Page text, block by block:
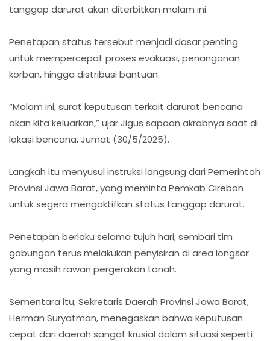
tanggap darurat akan diterbitkan malam ini.
Penetapan status tersebut menjadi dasar penting
untuk mempercepat proses evakuasi, penanganan
korban, hingga distribusi bantuan.
“Malam ini, surat keputusan terkait darurat bencana
akan kita keluarkan,” ujar Jigus sapaan akrabnya saat di
lokasi bencana, Jumat (30/5/2025).
Langkah itu menyusul instruksi langsung dari Pemerintah
Provinsi Jawa Barat, yang meminta Pemkab Cirebon
untuk segera mengaktifkan status tanggap darurat.
Penetapan berlaku selama tujuh hari, sembari tim
gabungan terus melakukan penyisiran di area longsor
yang masih rawan pergerakan tanah.
Sementara itu, Sekretaris Daerah Provinsi Jawa Barat,
Herman Suryatman, menegaskan bahwa keputusan
cepat dari daerah sangat krusial dalam situasi seperti